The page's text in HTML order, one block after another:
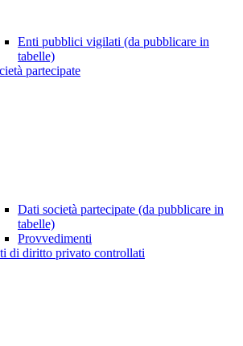
Enti pubblici vigilati (da pubblicare in
tabelle)
partecipate
Dati società partecipate (da pubblicare in
tabelle)
Provvedimenti
di diritto privato controllati